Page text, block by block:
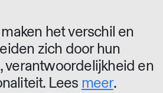
het verschil en
zich door hun
verantwoordelijkheid en
Lees meer.